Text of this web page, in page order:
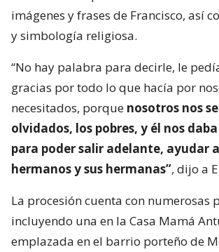
imágenes y frases de Francisco, así
y simbología religiosa.
“No hay palabra para decirle, le
gracias por todo lo que hacía por
necesitados, porque nosotros nos
olvidados, los pobres, y él nos
para poder salir adelante, ayudar
hermanos y sus hermanas”, dijo a
La procesión cuenta con numerosas
incluyendo una en la Casa Mamá
emplazada en el barrio porteño de